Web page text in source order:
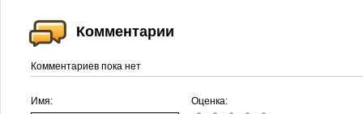
Комментарии
Комментариев пока нет
Имя: Оценка: